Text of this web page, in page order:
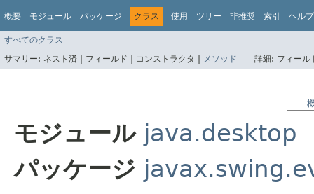
概要 モジュール パッケージ クラス 使用 ツリー 非推奨 索引 ヘルプ
すべてのクラス
サマリー: ネスト済 | フィールド | コンストラクタ | メソッド 詳細: フィー
モジュール java.desktop
パッケージ